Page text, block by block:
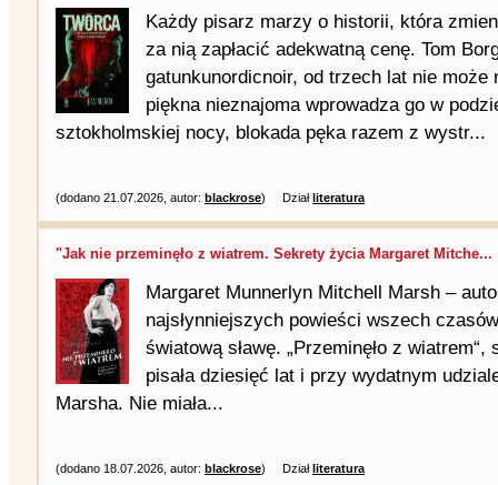
Każdy pisarz marzy o historii, która
za nią zapłacić adekwatną cenę. Tom
gatunkunordicnoir, od trzech lat nie może
piękna nieznajoma wprowadza go w
sztokholmskiej nocy, blokada pęka razem z wystr...
(dodano 21.07.2026, autor: blackrose) Działliteratura
"Jak nie przeminęło z wiatrem. Sekrety życia Margaret Mitche...
Margaret Munnerlyn Mitchell Marsh –
najsłynniejszych powieści wszech
światową sławę. „Przeminęło z
pisała dziesięć lat i przy wydatnym
Marsha. Nie miała...
(dodano 18.07.2026, autor: blackrose) Działliteratura